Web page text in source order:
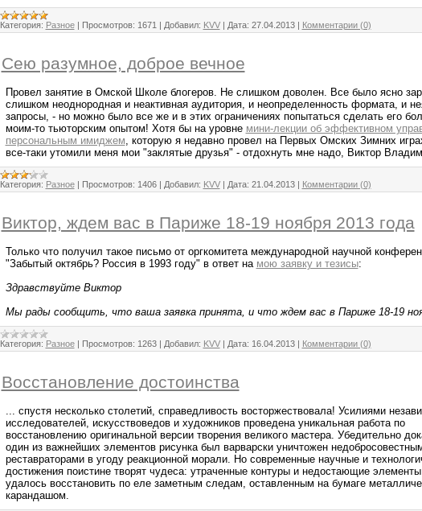
Категория: Разное | Просмотров: 1671 | Добавил: KVV | Дата: 27.04.2013 | Комментарии (0)
Сею разумное, доброе вечное
Провел занятие в Омской Школе блогеров. Не слишком доволен. Все было ясно
слишком неоднородная и неактивная аудитория, и неопределенность формата, и
запросы, - но можно было все же и в этих ограничениях попытаться сделать его
моим-то тьюторским опытом! Хотя бы на уровне мини-лекции об эффективном
персональным имиджем, которую я недавно провел на Первых Омских Зимних
все-таки утомили меня мои "заклятые друзья" - отдохнуть мне надо, Виктор
Категория: Разное | Просмотров: 1406 | Добавил: KVV | Дата: 21.04.2013 | Комментарии (0)
Виктор, ждем вас в Париже 18-19 ноября 2013 года
Только что получил такое письмо от оргкомитета международной научной
"Забытый октябрь? Россия в 1993 году" в ответ на мою заявку и тезисы:
Здравствуйте Виктор
Мы рады сообщить, что ваша заявка принята, и что ждем вас в Париже 18-19
Категория: Разное | Просмотров: 1263 | Добавил: KVV | Дата: 16.04.2013 | Комментарии (0)
Восстановление достоинства
... спустя несколько столетий, справедливость восторжествовала! Усилиями
исследователей, искусствоведов и художников проведена уникальная работа по
восстановлению оригинальной версии творения великого мастера. Убедительно
один из важнейших элементов рисунка был варварски уничтожен
реставраторами в угоду реакционной морали. Но современные научные и
достижения поистине творят чудеса: утраченные контуры и недостающие элементы
удалось восстановить по еле заметным следам, оставленным на бумаге
карандашом.